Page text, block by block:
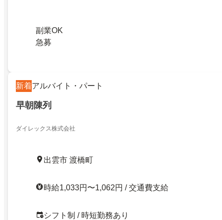
副業OK
急募
新着アルバイト・パート
早朝陳列
ダイレックス株式会社
出雲市 渡橋町
時給1,033円〜1,062円 / 交通費支給
シフト制 / 時短勤務あり